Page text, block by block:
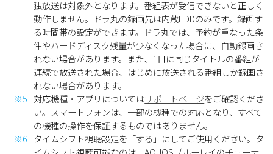
独放送は対象外となります。番組表が受信できないと正しく
動作しません。ドラ丸の録画先は内蔵HDDのみです。録画す
る時間帯の設定ができます。ドラ丸では、予約が重なった条
件やハードディスク残量が少なくなった場合に、自動録画さ
れない場合があります。また、1日に同じタイトルの番組が
連続で放送された場合、はじめに放送される番組しか録画さ
れない場合があります。
※5 対応機種・アプリについてはサポートページをご確認くださ
い。スマートフォンは、一部の機種での対応となり、すべて
の機種の操作を保証するものではありません。
※6 タイムシフト視聴設定を「する」にしてご使用ください。タ